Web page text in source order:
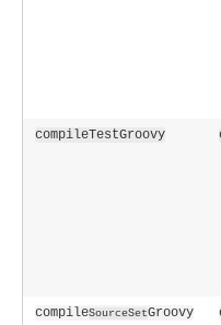
compileTestGroovy
compileSourceSetGroovy